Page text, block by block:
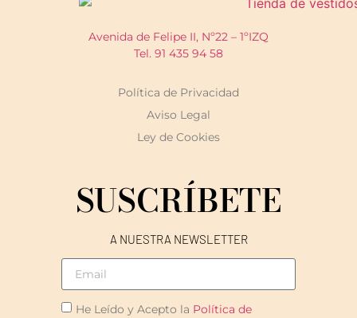
Avenida de Felipe II, Nº22 – 1ºIZQ
Tel. 91 435 94 58
Política de Privacidad
Aviso Legal
Ley de Cookies
SUSCRÍBETE
A NUESTRA NEWSLETTER
He Leído y Acepto la Política de